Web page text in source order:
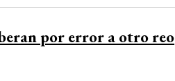
por error a otro reo